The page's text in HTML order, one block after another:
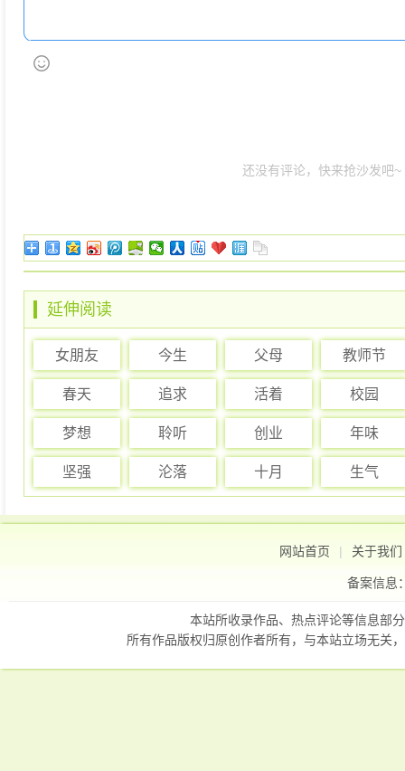
还没有评论，快来抢沙发吧~
延伸阅读
女朋友 今生 父母 教师节
春天 追求 活着 校园
梦想 聆听 创业 年味
坚强 沦落 十月 生气
网站首页 | 关于我们
备案信息
本站所收录作品、热点评论等信息部
所有作品版权归原创作者所有，与本站立场无关